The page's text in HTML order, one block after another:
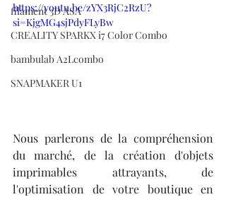
filament 3D ASA
CREALITY SPARKX i7 Color Combo
bambulab A2Lcombo
SNAPMAKER U1
https://youtu.be/zYX3RjC2RzU?
si=KjgMG4sjPdyFLyBw
Nous parlerons de la compréhension
du marché, de la création d'objets
imprimables attrayants, de
l'optimisation de votre boutique en